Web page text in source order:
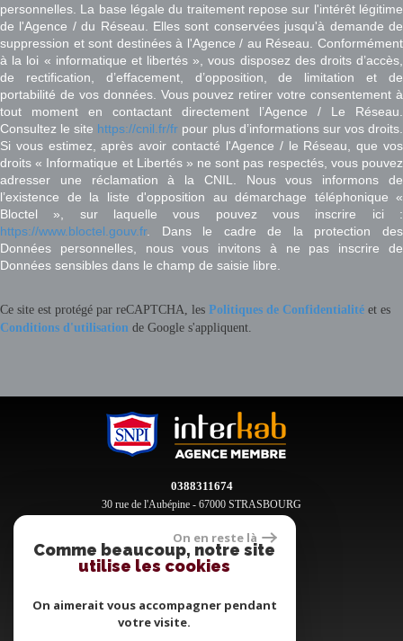
personnelles. La base légale du traitement repose sur l'intérêt légitime
de l'Agence / du Réseau. Elles sont conservées jusqu'à demande de
suppression et sont destinées à l'Agence / au Réseau. Conformément
à la loi « informatique et libertés », vous disposez des droits d’accès,
de rectification, d’effacement, d’opposition, de limitation et de
portabilité de vos données. Vous pouvez retirer votre consentement à
tout moment en contactant directement l’Agence / Le Réseau.
Consultez le site https://cnil.fr/fr pour plus d’informations sur vos droits.
Si vous estimez, après avoir contacté l'Agence / le Réseau, que vos
droits « Informatique et Libertés » ne sont pas respectés, vous pouvez
adresser une réclamation à la CNIL. Nous vous informons de
l’existence de la liste d'opposition au démarchage téléphonique «
Bloctel », sur laquelle vous pouvez vous inscrire ici :
https://www.bloctel.gouv.fr. Dans le cadre de la protection des
Données personnelles, nous vous invitons à ne pas inscrire de
Données sensibles dans le champ de saisie libre.
Ce site est protégé par reCAPTCHA, les Politiques de Confidentialité et es
Conditions d'utilisation de Google s'appliquent.
0388311674
30 rue de l'Aubépine - 67000 STRASBOURG
Espace propriétaires
On en reste là
Comme beaucoup, notre site
utilise les cookies
On aimerait vous accompagner pendant
votre visite.